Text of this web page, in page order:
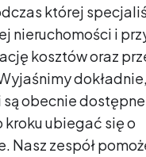
której
nieruchomości i
kosztów oraz
obecnie
kroku ubiegać się o
Nasz zespół